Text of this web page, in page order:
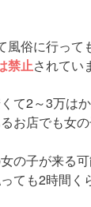
風俗に行って
禁止されてい
て2～3万は
お店でも女
の子が来る
ても2時間く